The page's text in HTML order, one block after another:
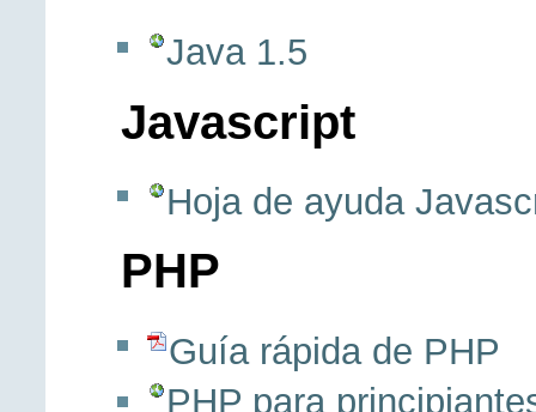
Java 1.5
Javascript
Hoja de ayuda
PHP
Guía rápida de PHP
PHP para